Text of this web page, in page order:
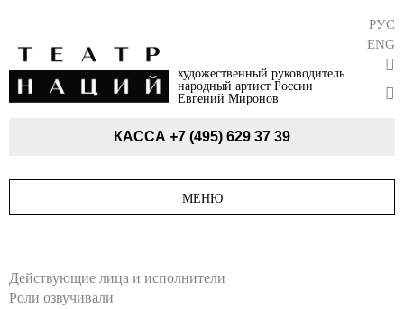
художественный руководитель
народный артист России
Евгений Миронов
РУС
ENG
КАССА +7 (495) 629 37 39
МЕНЮ
Действующие лица и исполнители
Роли озвучивали